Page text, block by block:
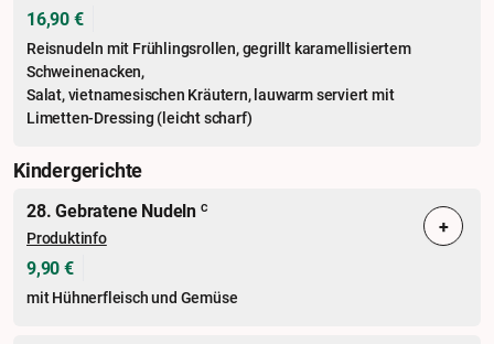
16,90 €
Reisnudeln mit Frühlingsrollen, gegrillt karamellisiertem
Schweinenacken,
Salat, vietnamesischen Kräutern, lauwarm serviert mit
Limetten-Dressing (leicht scharf)
Kindergerichte
28. Gebratene Nudeln C
Produktinfo
9,90 €
mit Hühnerfleisch und Gemüse
+